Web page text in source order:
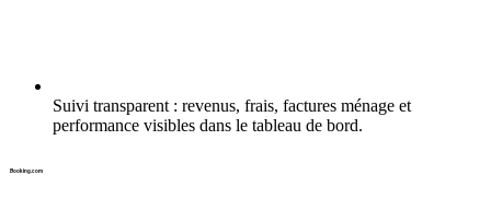
Suivi transparent : revenus, frais, factures ménage et
performance visibles dans le tableau de bord.